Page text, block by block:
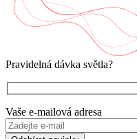
Pravidelná dávka světla?
Vaše e-mailová adresa